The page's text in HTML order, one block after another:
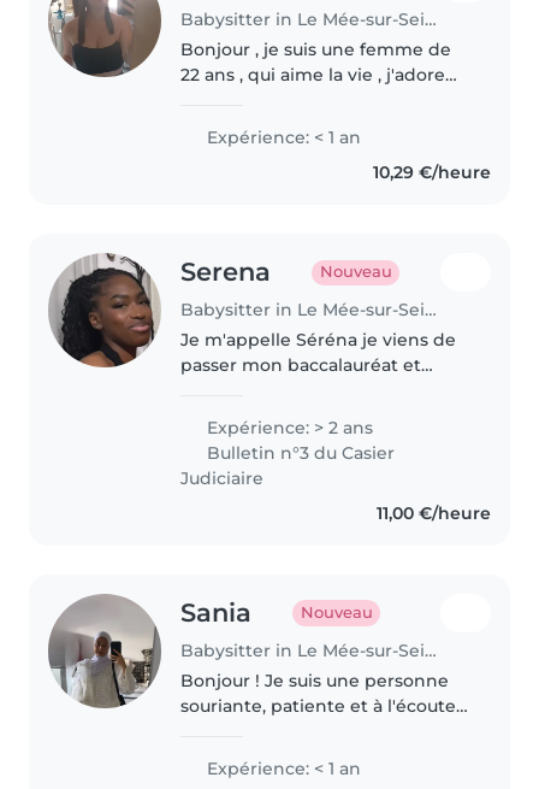
Babysitter in Le Mée-sur-Seine
Bonjour , je suis une femme de
22 ans , qui aime la vie , j'adore
souriante , ponctuelle , et je
saurais amusée vos enfants ! ,
Expérience: < 1 an
10,29 €/heure
Serena Nouveau
Babysitter in Le Mée-sur-Seine
Je m'appelle Séréna je viens de
passer mon baccalauréat et
suis une personne calme et
réfléchie. Au premier abord, je
peux paraître discrète, puisque..
Expérience: > 2 ans
Bulletin n°3 du Casier
Judiciaire
11,00 €/heure
Sania Nouveau
Babysitter in Le Mée-sur-Seine
Bonjour ! Je suis une personne
souriante, patiente et à l'écoute.
école maternelle (2 semaines
puis 1 mois), ce qui m'a permis
Expérience: < 1 an